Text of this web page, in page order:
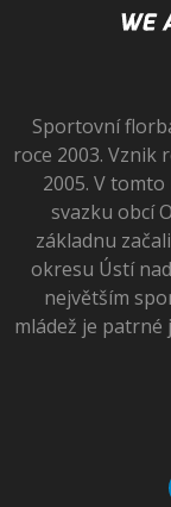
Sportovní
roce 2003.
2005. V
svazku obcí
základnu
okresu Ústí
největším
mládež je patrné